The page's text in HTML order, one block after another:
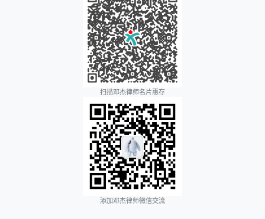
扫描邓杰律师名片惠存
添加邓杰律师微信交流